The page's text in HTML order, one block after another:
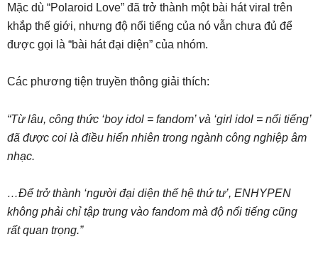
Mặc dù “Polaroid Love” đã trở thành một bài hát viral trên
khắp thế giới, nhưng độ nổi tiếng của nó vẫn chưa đủ để
được gọi là “bài hát đại diện” của nhóm.
Các phương tiện truyền thông giải thích:
“Từ lâu, công thức ‘boy idol = fandom’ và ‘girl idol = nổi tiếng’
đã được coi là điều hiển nhiên trong ngành công nghiệp âm
nhạc.
…Để trở thành ‘người đại diện thế hệ thứ tư’, ENHYPEN
không phải chỉ tập trung vào fandom mà độ nổi tiếng cũng
rất quan trọng.”